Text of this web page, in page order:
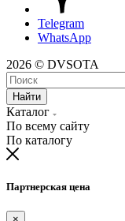
Telegram
WhatsApp
2026 © DVSOTA
Найти
Каталог
По всему сайту
По каталогу
Партнерская цена